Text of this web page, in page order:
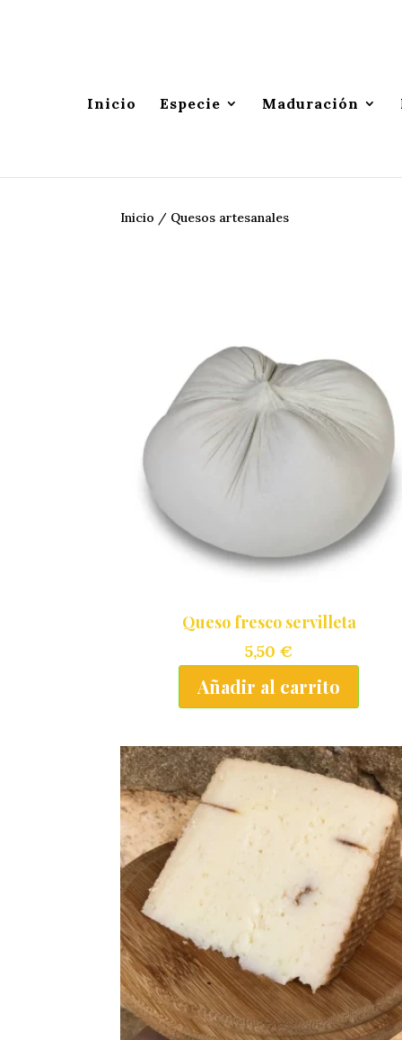
Inicio Especie Maduración
Inicio / Quesos artesanales
Queso fresco servilleta
5,50€
Añadir al carrito